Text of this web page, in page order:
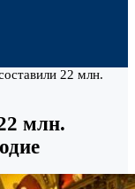
22 млн.
млн.